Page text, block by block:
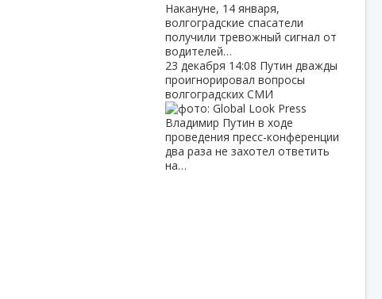
Накануне, 14 января,
волгоградские спасатели
получили тревожный сигнал от
водителей…
23 декабря 14:08 Путин дважды
проигнорировал вопросы
волгоградских СМИ
Владимир Путин в ходе
проведения пресс-конференции
два раза не захотел ответить
на…